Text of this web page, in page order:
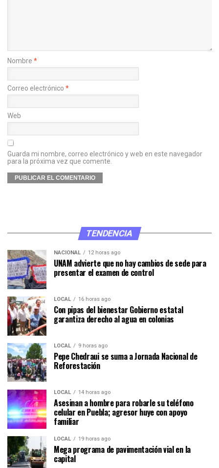
Nombre *
Correo electrónico *
Web
Guarda mi nombre, correo electrónico y web en este navegador
para la próxima vez que comente.
TENDENCIA
NACIONAL 12 horas ago
UNAM advierte que no hay cambios de sede para
presentar el examen de control
LOCAL 16 horas ago
Con pipas del bienestar Gobierno estatal
garantiza derecho al agua en colonias
LOCAL 9 horas ago
Pepe Chedraui se suma a Jornada Nacional de
Reforestación
LOCAL 14 horas ago
Asesinan a hombre para robarle su teléfono
celular en Puebla; agresor huye con apoyo
familiar
LOCAL 19 horas ago
Mega programa de pavimentación vial en la
capital